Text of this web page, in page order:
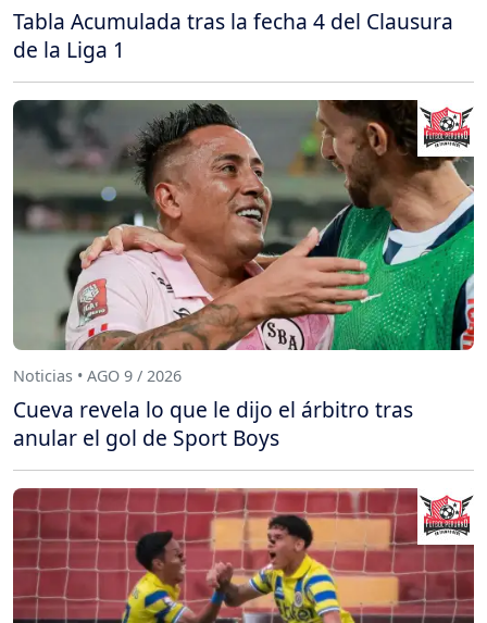
Tabla Acumulada tras la fecha 4 del Clausura
de la Liga 1
Noticias • AGO 9 / 2026
Cueva revela lo que le dijo el árbitro tras
anular el gol de Sport Boys